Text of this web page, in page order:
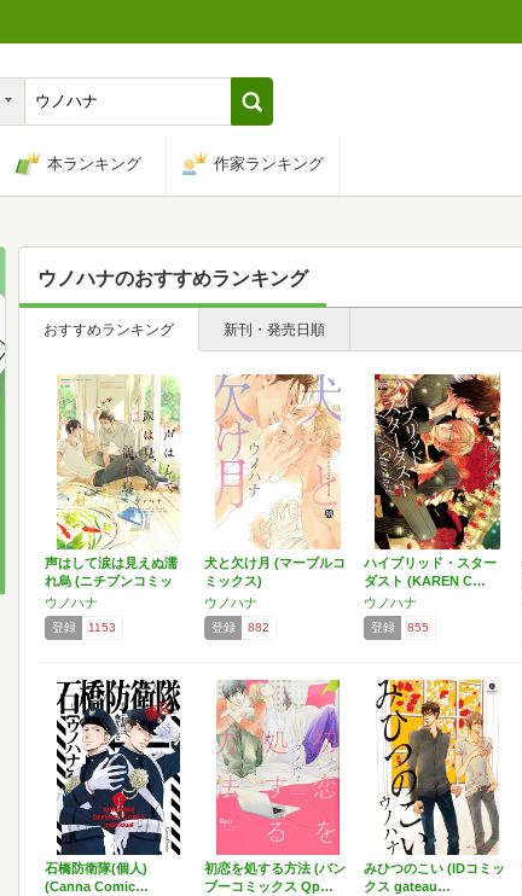
本ランキング 作家ランキング
ウノハナのおすすめランキング
おすすめランキング 新刊・発売日順
声はして涙は見えぬ濡
れ烏 (ニチブンコミッ
ク…
ウノハナ
登録 1153
犬と欠け月 (マーブルコ
ミックス)
ウノハナ
登録 882
ハイブリッド・スター
ダスト (KAREN C…
ウノハナ
登録 855
石橋防衛隊(個人)
(Canna Comic…
初恋を処する方法 (バン
ブーコミックス Qp…
みひつのこい (IDコミッ
クス gateau…